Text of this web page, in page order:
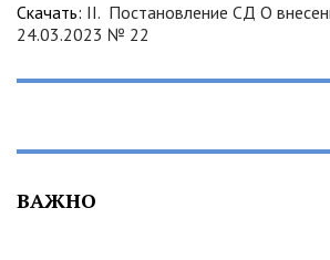
Скачать: II. Постановление СД О
24.03.2023 № 22
ВАЖНО